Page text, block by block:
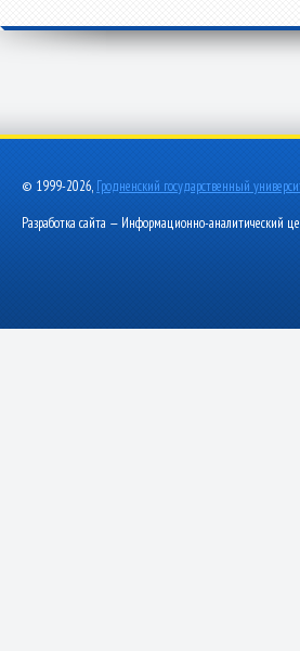
© 1999-2026, Гродненский государственный
Разработка сайта — Информационно-аналитический